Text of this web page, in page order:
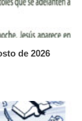
de 2026